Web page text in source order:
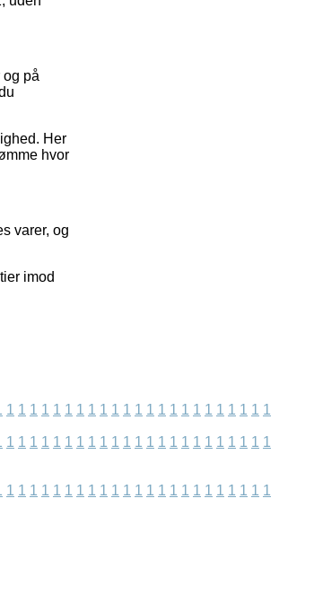
på
Her
hvor
varer, og
imod
1 1 1 1 1 1 1 1 1 1 1 1 1 1 1 1 1 1 1 1 1 1 1
1 1 1 1 1 1 1 1 1 1 1 1 1 1 1 1 1 1 1 1 1 1 1
1 1 1 1 1 1 1 1 1 1 1 1 1 1 1 1 1 1 1 1 1 1 1